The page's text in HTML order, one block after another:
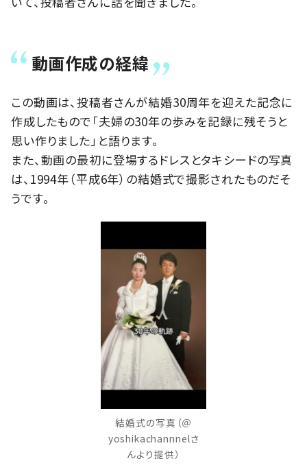
動画作成の経緯
この動画は、投稿者さんが結婚30周年を迎えた記念に
作成したもので「夫婦の30年の歩みを記録に残そうと
思い作りました」と語ります。
また、動画の最初に登場するドレスとタキシードの写真
は、1994年（平成6年）の結婚式で撮影されたものだそ
うです。
結婚式の写真（＠
yoshikachannnelさ
んより提供）